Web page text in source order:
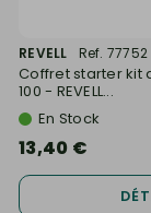
REVELL Ref. 77752
Coffret starter kit
100 - REVELL...
En Stock
13,40 €